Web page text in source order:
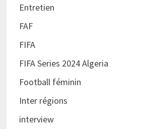
Entretien
FAF
FIFA
FIFA Series 2024 Algeria
Football féminin
Inter régions
interview